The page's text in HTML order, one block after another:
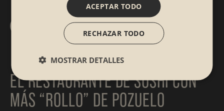
¿A qué esperas para reservar en Sibuya?
EL RESTAURANTE DE SUSHI CON
MÁS “ROLLO” DE POZUELO
ACEPTAR TODO
RECHAZAR TODO
MOSTRAR DETALLES